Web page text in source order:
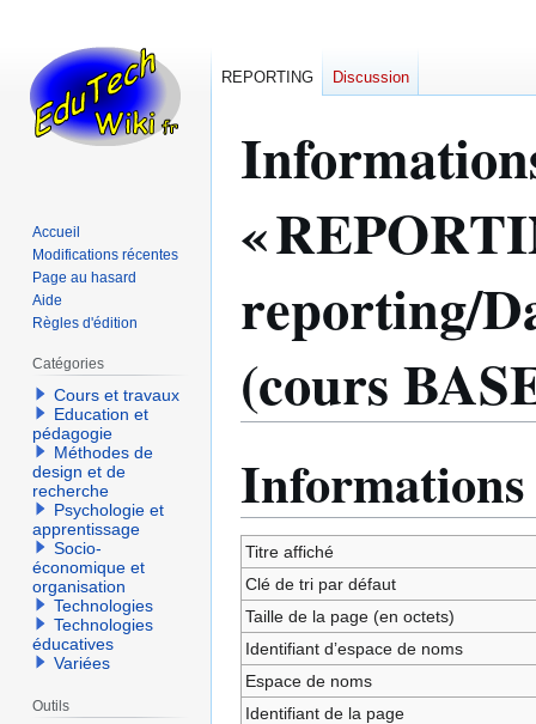
«
reporting/
(cours
navigation
recherche
Informations
Titre affiché
Clé de tri par défaut
Taille de la page (en octets)
Identifiant dʼespace de noms
Espace de noms
Identifiant de la page
REPORTING Discussion
Accueil
Modifications récentes
Page au hasard
Aide
Règles d'édition
Catégories
Cours et travaux
Education et
pédagogie
Méthodes de
design et de
recherche
Psychologie et
apprentissage
Socio-
économique et
organisation
Technologies
Technologies
éducatives
Variées
Outils